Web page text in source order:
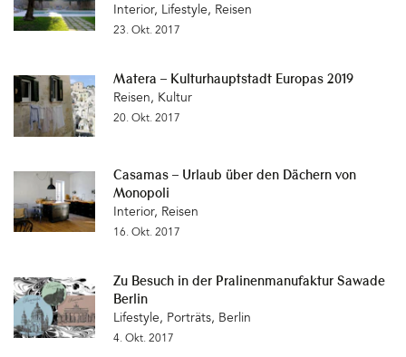
Interior, Lifestyle, Reisen
23. Okt. 2017
Matera – Kulturhauptstadt Europas 2019
Reisen, Kultur
20. Okt. 2017
Casamas – Urlaub über den Dächern von
Monopoli
Interior, Reisen
16. Okt. 2017
Zu Besuch in der Pralinenmanufaktur Sawade
Berlin
Lifestyle, Porträts, Berlin
4. Okt. 2017